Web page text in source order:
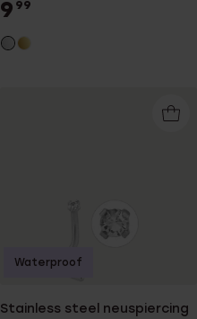
9 99
Stainless steel neuspiercing
Waterproof